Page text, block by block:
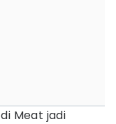
di Meat jadi